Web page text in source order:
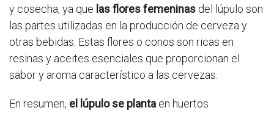
y cosecha, ya que las flores femeninas del lúpulo son
las partes utilizadas en la producción de cerveza y
otras bebidas. Estas flores o conos son ricas en
resinas y aceites esenciales que proporcionan el
sabor y aroma característico a las cervezas.
En resumen, el lúpulo se planta en huertos